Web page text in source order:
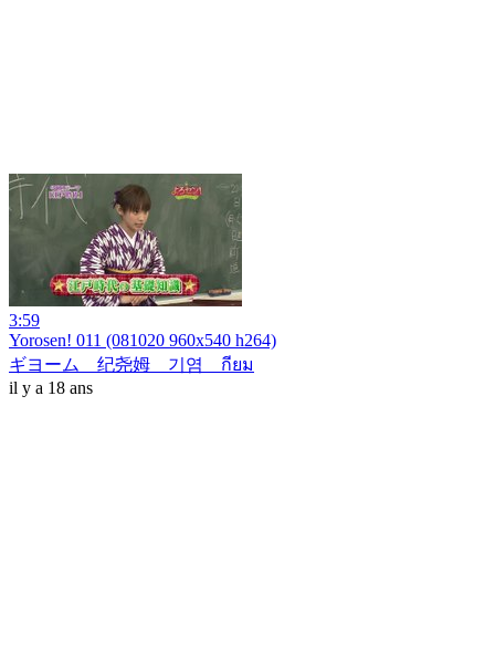
3:59
Yorosen! 011 (081020 960x540 h264)
ギヨーム 纪尧姆 기염 กียม
il y a 18 ans